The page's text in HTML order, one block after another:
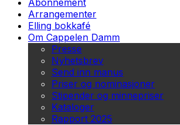
Abonnement
Arrangementer
Elling bokkafé
Om Cappelen Damm
Presse
Nyhetsbrev
Send inn manus
Priser og nominasjoner
Stipender og minnepriser
Kataloger
Rapport 2025